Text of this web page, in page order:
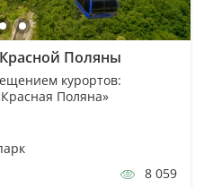
Поляны
курортов:
Поляна»
8 059